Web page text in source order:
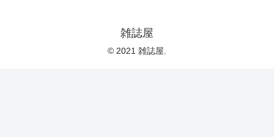
雑誌屋
© 2021 雑誌屋.